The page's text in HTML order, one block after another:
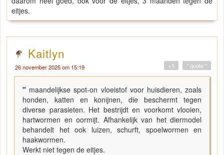
eitjes.
Kaitlyn
26 november 2025 om 15:19 " quote "
+1
" maandelijkse spot-on vloeistof voor huisdieren, zoals
honden, katten en konijnen, die beschermt tegen
diverse parasieten. Het bestrijdt en voorkomt vlooien,
hartwormen en oormijt. Afhankelijk van het diermodel
behandelt het ook luizen, schurft, spoelwormen en
haakwormen.
Werkt niet tegen de eitjes.